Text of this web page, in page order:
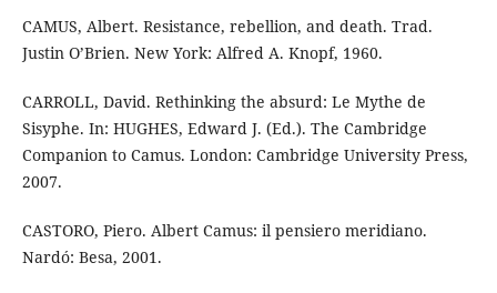
CAMUS, Albert. Resistance, rebellion, and death. Trad.
Justin O’Brien. New York: Alfred A. Knopf, 1960.
CARROLL, David. Rethinking the absurd: Le Mythe de
Sisyphe. In: HUGHES, Edward J. (Ed.). The Cambridge
Companion to Camus. London: Cambridge University Press,
2007.
CASTORO, Piero. Albert Camus: il pensiero meridiano.
Nardó: Besa, 2001.